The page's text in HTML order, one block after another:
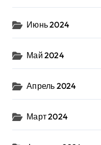
Июнь 2024
Май 2024
Апрель 2024
Март 2024